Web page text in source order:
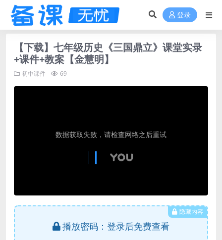
登录
【下载】七年级历史《三国鼎立》课堂实录
+课件+教案【金慧明】
初中课件 69
隐藏内容
播放密码：登录后免费查看